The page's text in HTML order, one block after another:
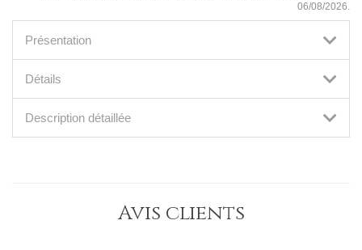
06/08/2026.
Présentation
Détails
Description détaillée
Avis clients